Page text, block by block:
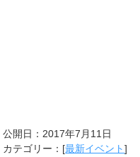
公開日： 2017年7月11日
カテゴリー：[最新イベント]